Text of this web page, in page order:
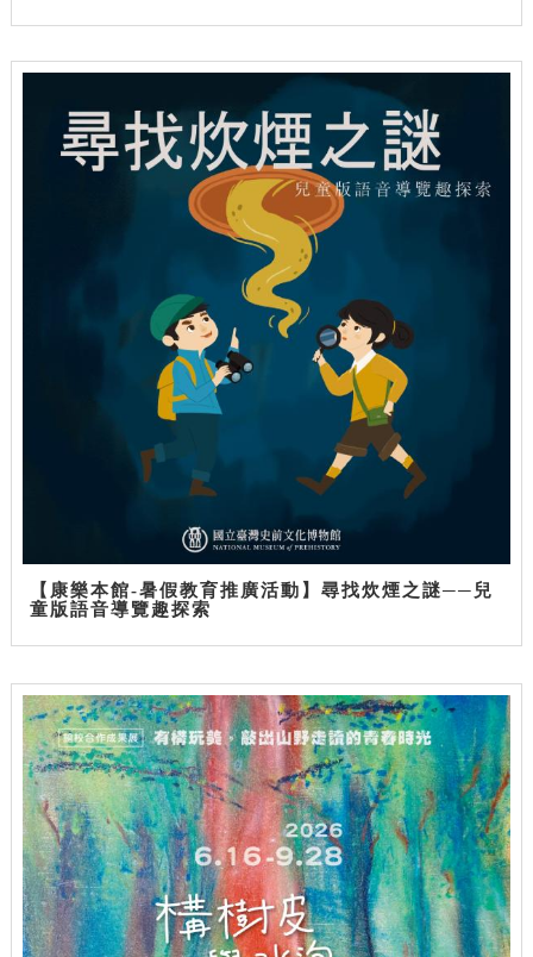
【康樂本館-暑假教育推廣活動】尋找炊煙之謎──兒
童版語音導覽趣探索